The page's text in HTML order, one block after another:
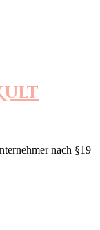
nach §19